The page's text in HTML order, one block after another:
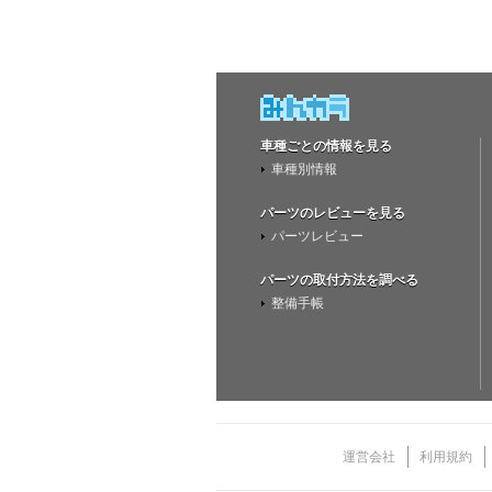
車種ごとの情報を見る
車種別情報
パーツのレビューを見る
パーツレビュー
パーツの取付方法を調べる
整備手帳
運営会社 利用規約